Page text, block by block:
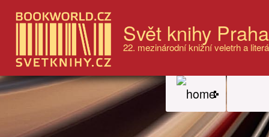
Svět knihy
22. mezinárodní knižní veletrh a